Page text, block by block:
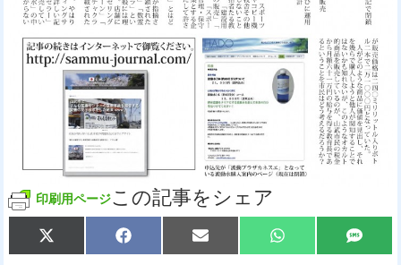
印刷用ページこの記事をシェア
Share
on
X
(
Share
on
F
a
Share
on
E
m
Share
on
W
h
Share
on
S
M